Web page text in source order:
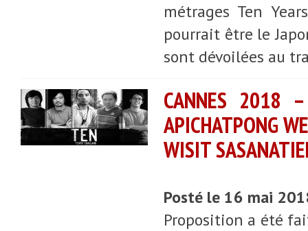
métrages Ten
pourrait être le
sont dévoilées au
CANNES 2018 –
APICHATPONG
WISIT
Posté le 16 mai
Proposition a été